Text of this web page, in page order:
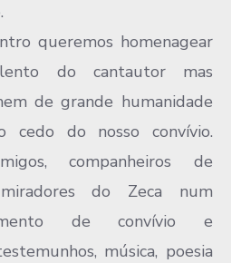
queremos homenagear
do cantautor mas
de grande humanidade
cedo do nosso convívio.
companheiros de
do Zeca num
de convívio e
música, poesia